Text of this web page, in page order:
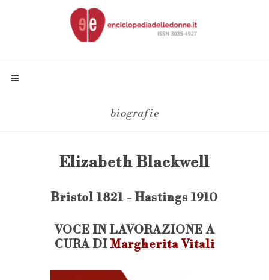
biografie
Elizabeth Blackwell
Bristol 1821 - Hastings 1910
VOCE IN LAVORAZIONE A
CURA DI Margherita Vitali